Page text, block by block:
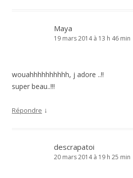
Maya
19 mars 2014 à 13 h 46 min
wouahhhhhhhhhh, j adore ..!!
super beau..!!!
Répondre ↓
descrapatoi
20 mars 2014 à 19 h 25 min